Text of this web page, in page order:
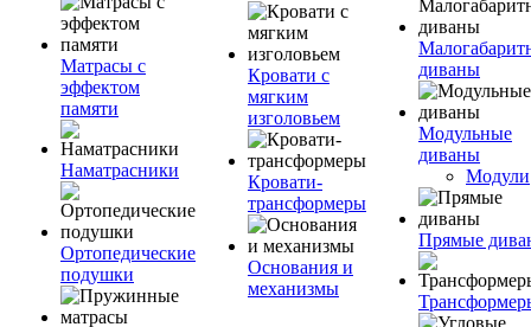
Матрасы с
эффектом
памяти
Наматрасники
Ортопедические
подушки
Кровати с
мягким
изголовьем
Кровати-
трансформеры
Основания и
механизмы
диваны
Модульные
диваны
Модули
Прямые